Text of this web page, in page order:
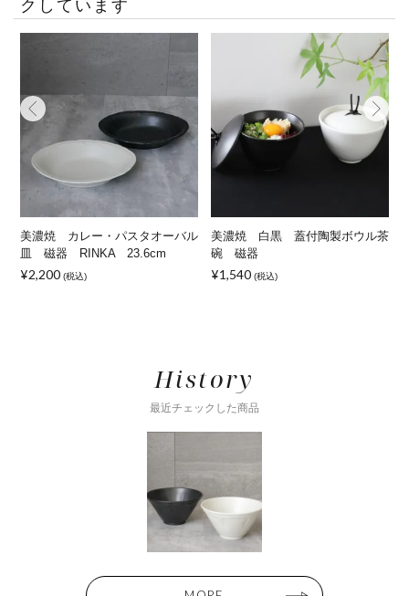
クしています
美濃焼 カレー・パスタオーバル
皿 磁器 RINKA 23.6cm
¥2,200 (税込)
美濃焼 白黒 蓋付陶製ボウル茶
碗 磁器
¥1,540 (税込)
History
最近チェックした商品